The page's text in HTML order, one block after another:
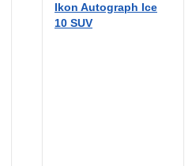
Ikon Autograph Ice
10 SUV